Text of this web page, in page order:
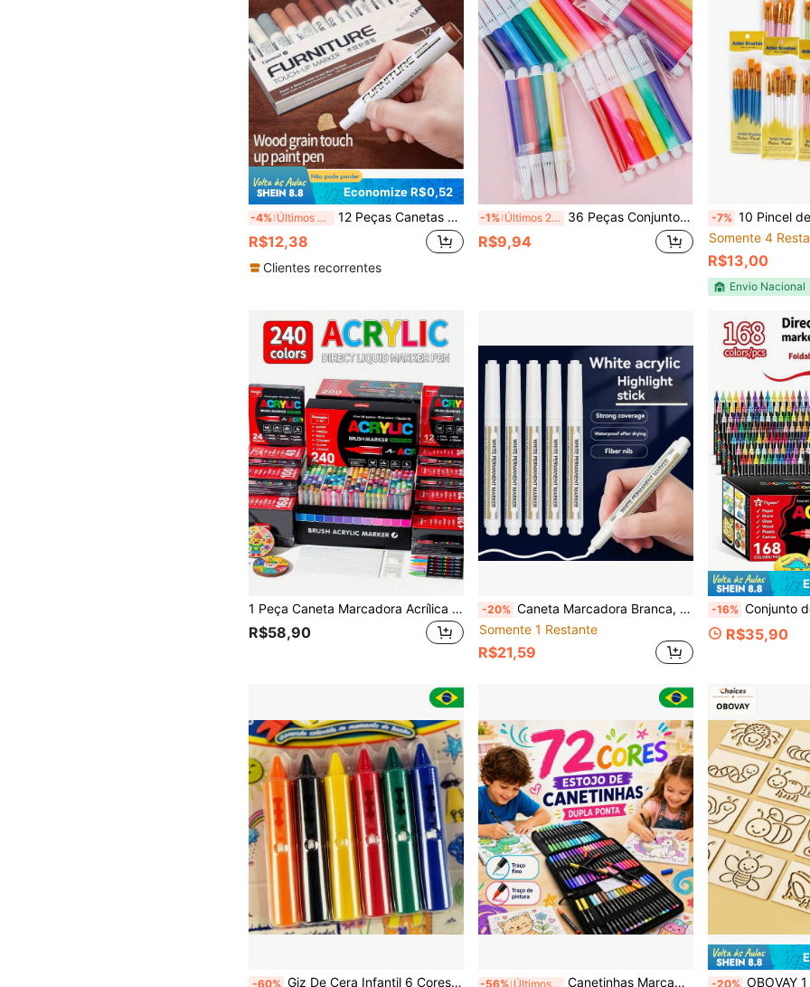
Economize R$0,52
-4% Últimos 3 dias 12 Peças Canetas Marcadoras de Grão de Madeira, Canetas Restauradoras Impermeáveis e Resistentes à Desbotamento para Reparar Arranhões em Móveis, Marcadores de Restauração de Piso de Madeira Composta, Canetas de Calafetagem
R$12,38
Clientes recorrentes
-1% Últimos 2 dias 36 Peças Conjunto de Mini Marcadores/Canetas de Aquarela/Canetas para Desenho - Inclui 6/12 Cores - Design Portátil - Adequado para Desenho, Colorir, Marcar e Fazer Anotações em Ambientes Escolares, de Escritório e Domésticos
R$9,94
-7% 10 Pincel de
Somente 4
R$13,00
Envio Nacional
1 Peça Caneta Marcadora Acrílica de Ponta Macia com Líquido Direto, 288/240/200/168/120/100/72/60/48/36/24/12 Cores, Uso Estudantil, Não Transparente, Volta às Aulas
R$58,90
-20% Caneta Marcadora Branca, À Prova d'Água e Resistente ao Desbotamento, Adequada para Arte, Vidro, Cerâmica, Madeira, Metal - Perfeita para Grafite e Fofo, Volta às Aulas
Somente 1 Restante
R$21,59
-16% Conjunto de Marcadores de Arte Profissional com 12/24/48/60/72/120/168 Cores, com Pontas Macias e Pontas de Linha Fina, 168 Pontas Macias,
R$35,90
-60% Giz De Cera Infantil 6 Cores Para Seu Pequeno Artista Colorir Diversão -56% Últimos 3 dias Canetinhas Marcadores Coloridas Touch Caneta 2 em1 Ponta Fina Dual Pen Canetinha Colorir Desenho -20% OBOVAY 1 Conjunto de Moldes Vazados de Animais de Madeira Fofos,